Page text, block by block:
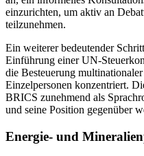
einzurichten, um aktiv an
teilzunehmen.
Ein weiterer bedeutender
Einführung einer UN-
die Besteuerung
Einzelpersonen konzentriert.
BRICS zunehmend als
und seine Position gegenüber
Energie- und